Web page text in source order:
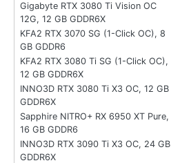
Gigabyte RTX 3080 Ti Vision OC
12G, 12 GB GDDR6X
KFA2 RTX 3070 SG (1-Click OC), 8
GB GDDR6
KFA2 RTX 3080 Ti SG (1-Click OC),
12 GB GDDR6X
INNO3D RTX 3080 Ti X3 OC, 12 GB
GDDR6X
Sapphire NITRO+ RX 6950 XT Pure,
16 GB GDDR6
INNO3D RTX 3090 Ti X3 OC, 24 GB
GDDR6X